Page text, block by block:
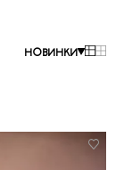
новинки